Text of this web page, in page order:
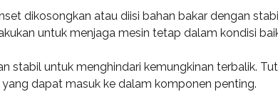
dikosongkan atau diisi bahan bakar dengan
untuk menjaga mesin tetap dalam kondisi
stabil untuk menghindari kemungkinan terbalik.
dapat masuk ke dalam komponen penting.